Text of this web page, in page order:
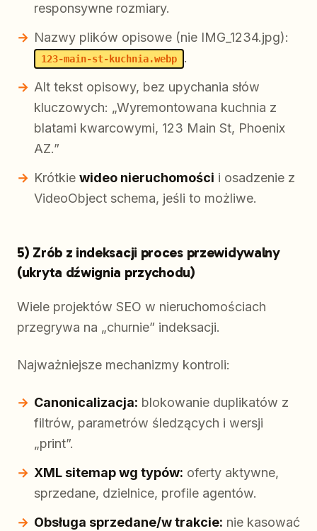
responsywne rozmiary.
Nazwy plików opisowe (nie IMG_1234.jpg):
123-main-st-kuchnia.webp
.
Alt tekst opisowy, bez upychania słów
kluczowych: „Wyremontowana kuchnia z
blatami kwarcowymi, 123 Main St, Phoenix
AZ.”
Krótkie wideo nieruchomości i osadzenie z
VideoObject schema, jeśli to możliwe.
5) Zrób z indeksacji proces przewidywalny
(ukryta dźwignia przychodu)
Wiele projektów SEO w nieruchomościach
przegrywa na „churnie” indeksacji.
Najważniejsze mechanizmy kontroli:
Canonicalizacja: blokowanie duplikatów z
filtrów, parametrów śledzących i wersji
„print”.
XML sitemap wg typów: oferty aktywne,
sprzedane, dzielnice, profile agentów.
Obsługa sprzedane/w trakcie: nie kasować